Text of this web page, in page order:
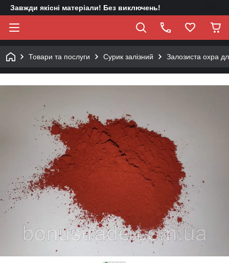
Завжди якісні матеріали! Без виключень!
Товари та послуги Сурик залізний Залозиста охра